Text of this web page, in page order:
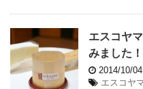
エスコヤ
みました！
2014/10/04
エスコヤ